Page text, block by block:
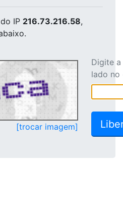
do IP 216.73.216.58,
[trocar imagem]
Digite
lado no